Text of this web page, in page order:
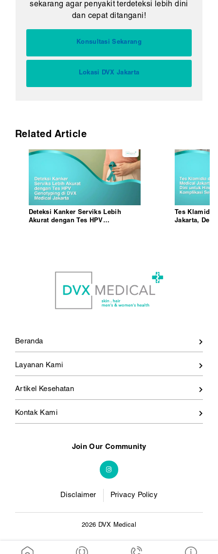
sekarang agar penyakit terdeteksi lebih dini
dan cepat ditangani!
Konsultasi Sekarang
Lokasi DVX Jakarta
Related Article
Deteksi Kanker Serviks Lebih
Akurat dengan Tes HPV
Tes
Jakarta,
Beranda
Layanan Kami
Artikel Kesehatan
Kontak Kami
Join Our Community
Disclaimer Privacy Policy
2026 DVX Medical